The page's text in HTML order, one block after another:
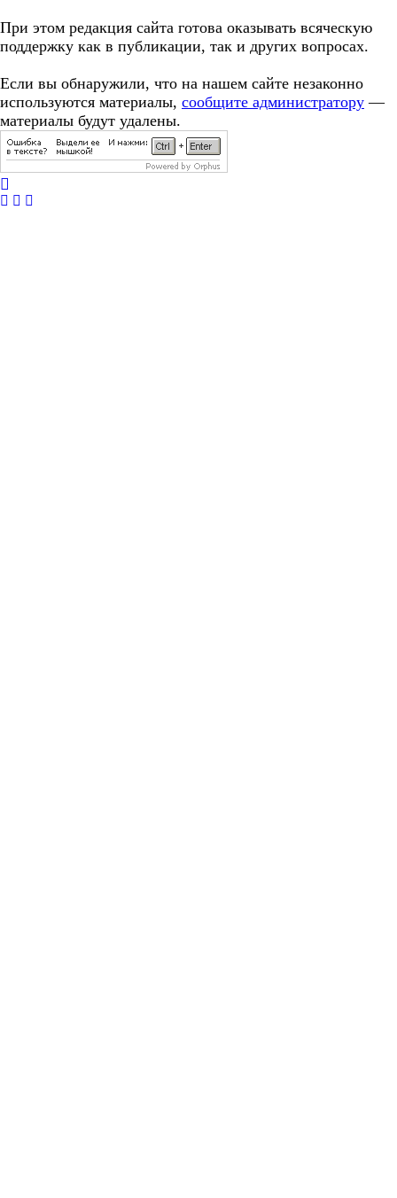
При этом редакция сайта готова оказывать всяческую
поддержку как в публикации, так и других вопросах.
Если вы обнаружили, что на нашем сайте незаконно
используются материалы, сообщите администратору —
материалы будут удалены.